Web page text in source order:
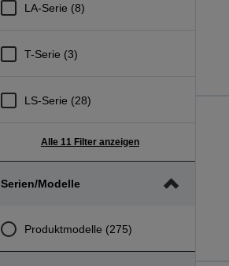
LA-Serie (8)
T-Serie (3)
LS-Serie (28)
Alle 11 Filter anzeigen
Serien/Modelle
Produktmodelle (275)